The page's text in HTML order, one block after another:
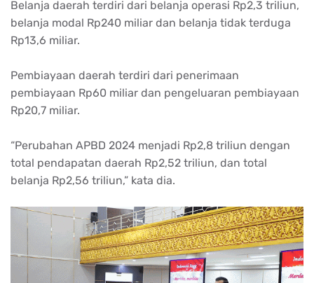
Belanja daerah terdiri dari belanja operasi Rp2,3 triliun,
belanja modal Rp240 miliar dan belanja tidak terduga
Rp13,6 miliar.
Pembiayaan daerah terdiri dari penerimaan
pembiayaan Rp60 miliar dan pengeluaran pembiayaan
Rp20,7 miliar.
“Perubahan APBD 2024 menjadi Rp2,8 triliun dengan
total pendapatan daerah Rp2,52 triliun, dan total
belanja Rp2,56 triliun,” kata dia.